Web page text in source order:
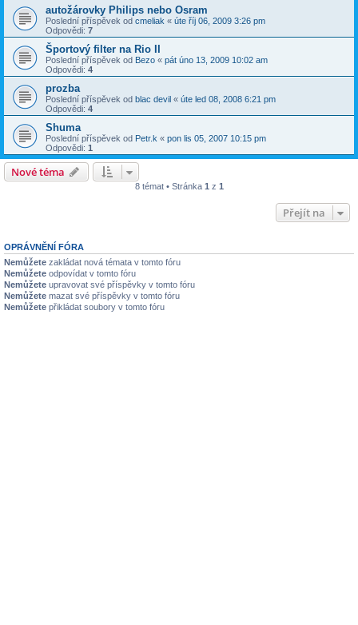
autožárovky Philips nebo Osram
Poslední příspěvek od cmeliak « úte říj 06, 2009 3:26 pm
Odpovědi: 7
Športový filter na Rio II
Poslední příspěvek od Bezo « pát úno 13, 2009 10:02 am
Odpovědi: 4
prozba
Poslední příspěvek od blac devil « úte led 08, 2008 6:21 pm
Odpovědi: 4
Shuma
Poslední příspěvek od Petr.k « pon lis 05, 2007 10:15 pm
Odpovědi: 1
Nové téma
8 témat • Stránka 1 z 1
Přejít na
OPRÁVNĚNÍ FÓRA
Nemůžete zakládat nová témata v tomto fóru
Nemůžete odpovídat v tomto fóru
Nemůžete upravovat své příspěvky v tomto fóru
Nemůžete mazat své příspěvky v tomto fóru
Nemůžete přikládat soubory v tomto fóru